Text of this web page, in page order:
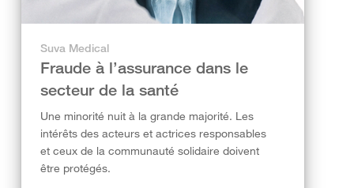
Suva Medical
Fraude à l’assurance dans le
secteur de la santé
Une minorité nuit à la grande majorité. Les
intérêts des acteurs et actrices responsables
et ceux de la communauté solidaire doivent
être protégés.